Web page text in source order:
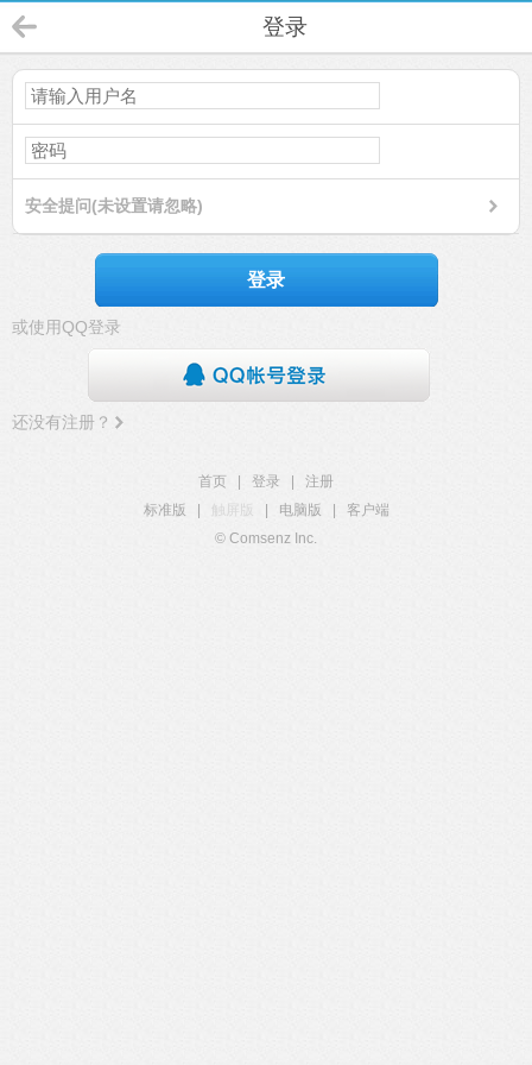
登录
安全提问(未设置请忽略)
登录
或使用QQ登录
还没有注册？
首页 登录
注册
标准版
触屏版 电脑版
客户端
© Comsenz Inc.